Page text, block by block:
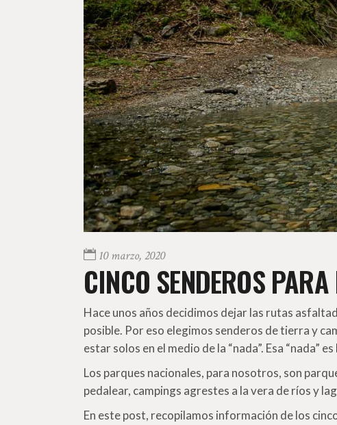
10 marzo, 2020
CINCO SENDEROS
Hace unos años decidimos dejar las rutas
posible. Por eso elegimos senderos de tierra y
estar solos en el medio de la “nada”. Esa “nada”
Los parques nacionales, para nosotros, son
pedalear, campings agrestes a la vera de ríos y
En este post, recopilamos información de los